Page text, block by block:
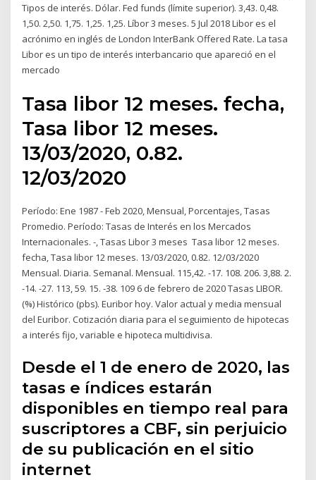
Tipos de interés. Dólar. Fed funds (límite superior). 3,43. 0,48.
1,50. 2,50. 1,75. 1,25. 1,25. Líbor 3 meses. 5 Jul 2018 Libor es el
acrónimo en inglés de London InterBank Offered Rate. La tasa
Libor es un tipo de interés interbancario que apareció en el
mercado
Tasa libor 12 meses. fecha,
Tasa libor 12 meses.
13/03/2020, 0.82.
12/03/2020
Período: Ene 1987 - Feb 2020, Mensual, Porcentajes, Tasas
Promedio. Período: Tasas de Interés en los Mercados
Internacionales. -, Tasas Libor 3 meses Tasa libor 12 meses.
fecha, Tasa libor 12 meses. 13/03/2020, 0.82. 12/03/2020
Mensual. Diaria. Semanal. Mensual. 115,42. -17. 108. 206. 3,88. 2.
-14. -27. 113, 59. 15. -38. 109 6 de febrero de 2020 Tasas LIBOR.
(%) Histórico (pbs). Euribor hoy. Valor actual y media mensual
del Euribor. Cotización diaria para el seguimiento de hipotecas
a interés fijo, variable e hipoteca multidivisa.
Desde el 1 de enero de 2020, las
tasas e índices estarán
disponibles en tiempo real para
suscriptores a CBF, sin perjuicio
de su publicación en el sitio
internet